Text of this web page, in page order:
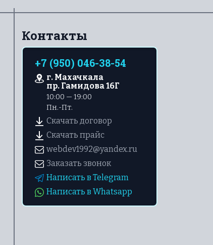
Контакты
+7 (950) 046-38-54
г. Махачкала
пр. Гамидова 16Г
10:00 — 19:00
Пн.-Пт.
Скачать договор
Скачать прайс
webdev1992@yandex.ru
Заказать звонок
Написать в Telegram
Написать в Whatsapp